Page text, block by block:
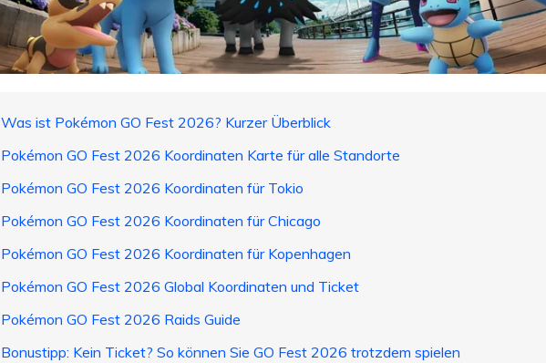
Was ist Pokémon GO Fest 2026? Kurzer Überblick
Pokémon GO Fest 2026 Koordinaten Karte für alle Standorte
Pokémon GO Fest 2026 Koordinaten für Tokio
Pokémon GO Fest 2026 Koordinaten für Chicago
Pokémon GO Fest 2026 Koordinaten für Kopenhagen
Pokémon GO Fest 2026 Global Koordinaten und Ticket
Pokémon GO Fest 2026 Raids Guide
Bonustipp: Kein Ticket? So können Sie GO Fest 2026 trotzdem spielen